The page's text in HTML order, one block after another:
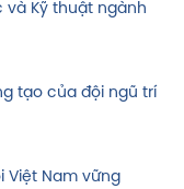
và Kỹ thuật ngành
tạo của đội ngũ trí
Việt Nam vững